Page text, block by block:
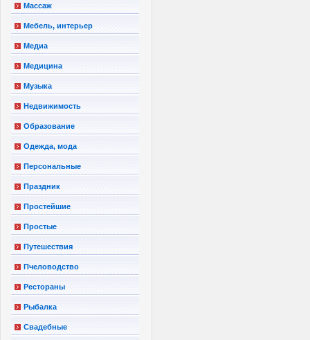
Массаж
Мебель, интерьер
Медиа
Медицина
Музыка
Недвижимость
Образование
Одежда, мода
Персональные
Праздник
Простейшие
Простые
Путешествия
Пчеловодство
Рестораны
Рыбалка
Свадебные